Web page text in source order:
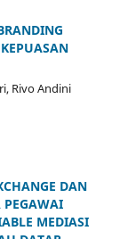
Rivo Andini
DAN
PEGAWAI
MEDIASI